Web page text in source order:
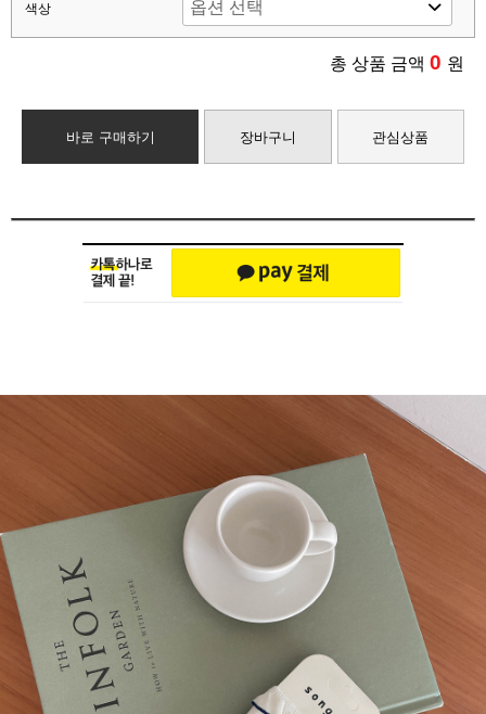
색상
총 상품 금액 0 원
바로 구매하기 장바구니 관심상품